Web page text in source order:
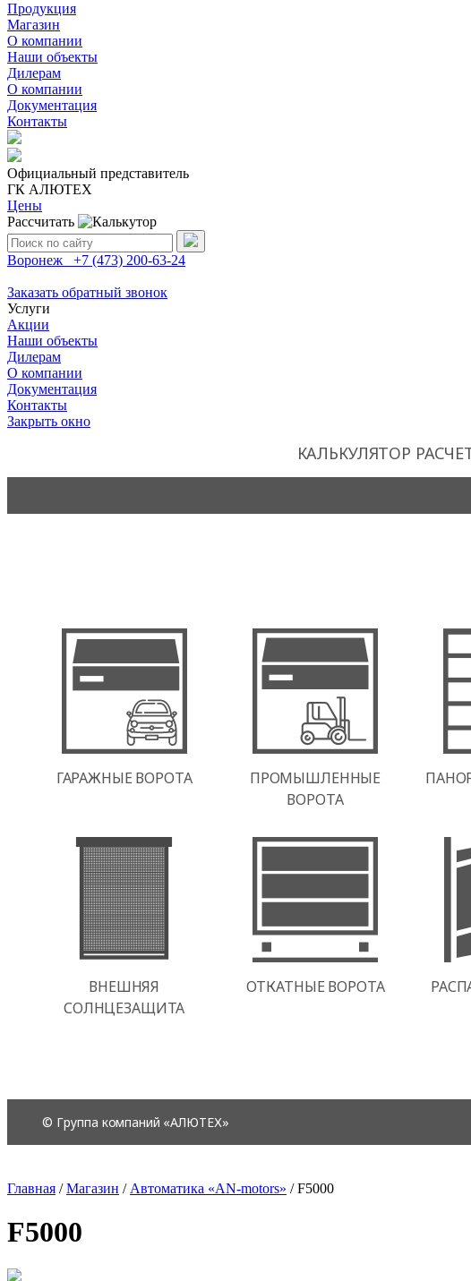
Продукция
Магазин
О компании
Наши объекты
Дилерам
О компании
Документация
Контакты
Официальный представитель
ГК АЛЮТЕХ
Цены
Рассчитать
Поиск:
Воронеж
+7 (473) 200-63-24
Заказать обратный звонок
Услуги
Акции
Наши объекты
Дилерам
О компании
Документация
Контакты
Закрыть окно
Главная /Магазин / Автоматика «AN-motors» /F5000
F5000